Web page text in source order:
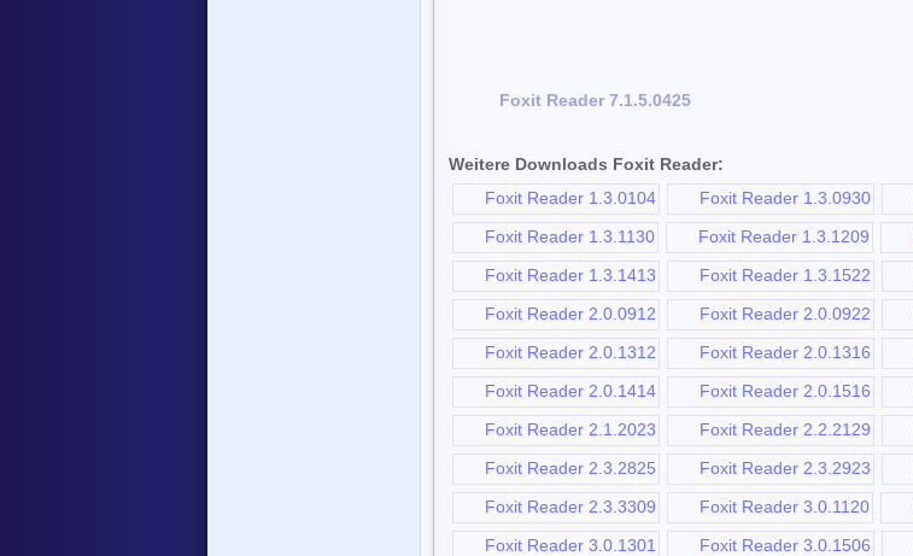
Foxit Reader 7.1.5.0425
Weitere Downloads Foxit Reader:
Foxit Reader 1.3.0104
Foxit Reader 1.3.0930
Foxit Reader 1.3.1130
Foxit Reader 1.3.1209
Foxit Reader 1.3.1413
Foxit Reader 1.3.1522
Foxit Reader 2.0.0912
Foxit Reader 2.0.0922
Foxit Reader 2.0.1312
Foxit Reader 2.0.1316
Foxit Reader 2.0.1414
Foxit Reader 2.0.1516
Foxit Reader 2.1.2023
Foxit Reader 2.2.2129
Foxit Reader 2.3.2825
Foxit Reader 2.3.2923
Foxit Reader 2.3.3309
Foxit Reader 3.0.1120
Foxit Reader 3.0.1301
Foxit Reader 3.0.1506